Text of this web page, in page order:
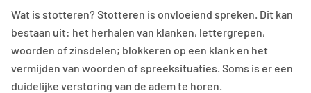
Wat is stotteren? Stotteren is onvloeiend spreken. Dit kan
bestaan uit: het herhalen van klanken, lettergrepen,
woorden of zinsdelen; blokkeren op een klank en het
vermijden van woorden of spreeksituaties. Soms is er een
duidelijke verstoring van de adem te horen.